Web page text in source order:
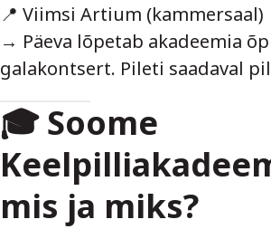
📍 Viimsi Artium (kammersaal)
→ Päeva lõpetab akadeemia
galakontsert. Pileti saadaval
🎓 Soome
mis ja miks?